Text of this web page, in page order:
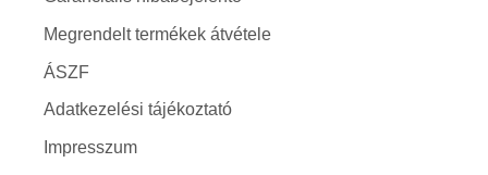
Megrendelt termékek átvétele
ÁSZF
Adatkezelési tájékoztató
Impresszum